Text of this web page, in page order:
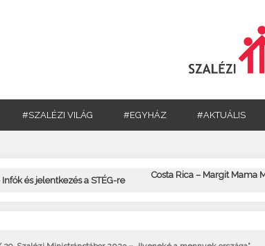
#SZALÉZI VILÁG #EGYHÁZ #AKTUÁLIS
Infók és jelentkezés a STÉG-re
Costa Rica – Margit Mama